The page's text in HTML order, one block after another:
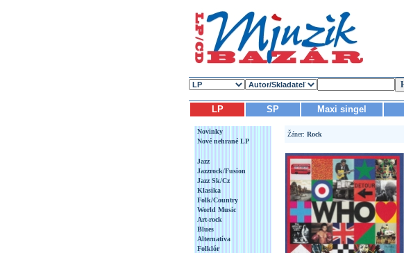
LP SP Maxi singel
Novinky
Nové nehrané LP
Jazz
Jazzrock/Fusion
Jazz Sk/Cz
Klasika
Folk/Country
World Music
Art-rock
Blues
Alternatíva
Folklór
Žáner: Rock